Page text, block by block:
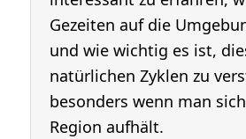
Gezeiten auf die
und wie wichtig es ist,
natürlichen Zyklen zu
besonders wenn man
Region aufhält.